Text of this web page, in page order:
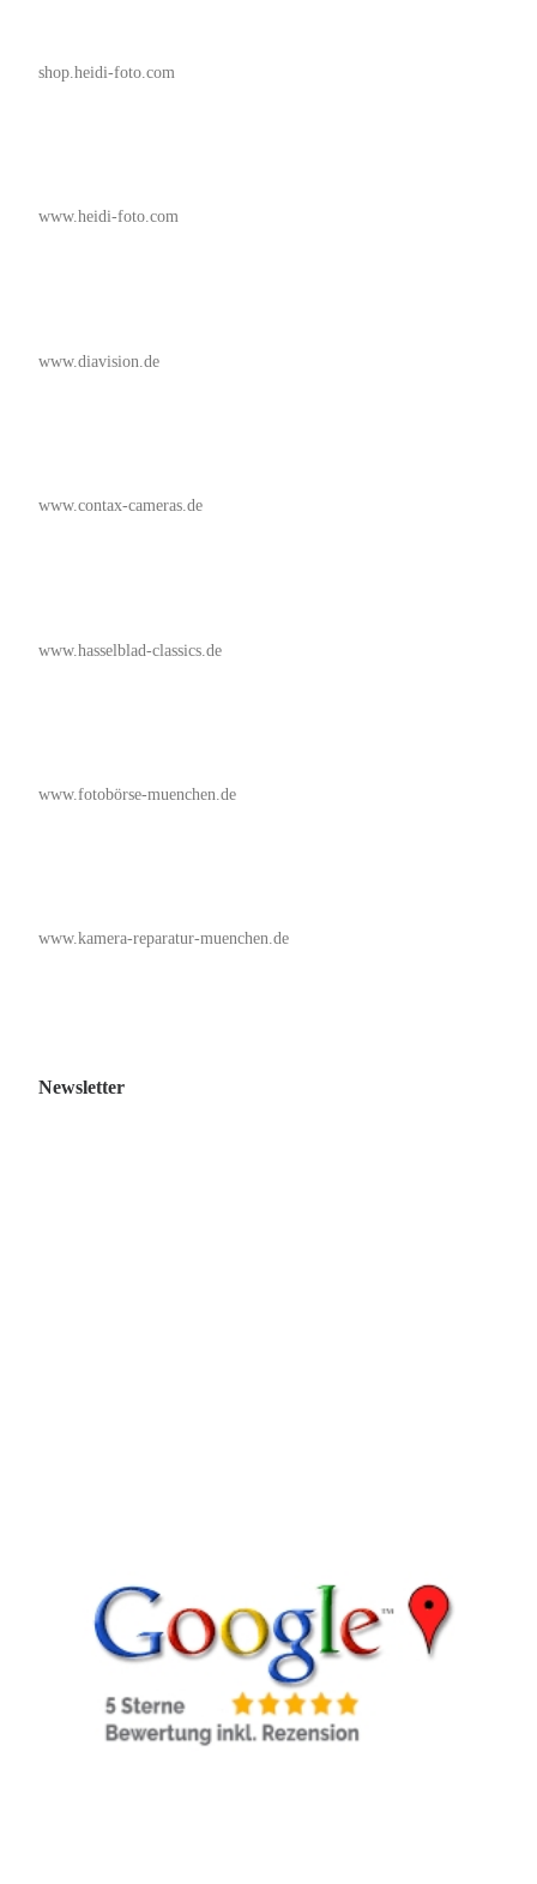
shop.heidi-foto.com
www.heidi-foto.com
www.diavision.de
www.contax-cameras.de
www.hasselblad-classics.de
www.fotobörse-muenchen.de
www.kamera-reparatur-muenchen.de
Newsletter